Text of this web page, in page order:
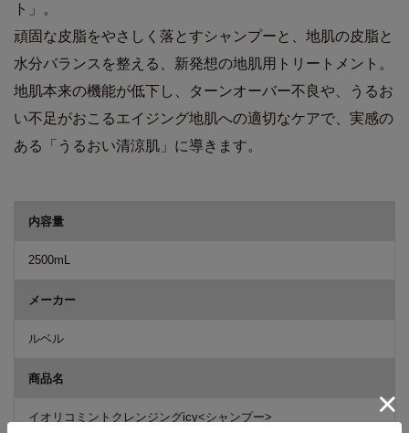
ト」。
頑固な皮脂をやさしく落とすシャンプーと、地肌の皮脂と
水分バランスを整える、新発想の地肌用トリートメント。
地肌本来の機能が低下し、ターンオーバー不良や、うるお
い不足がおこるエイジング地肌への適切なケアで、実感の
ある「うるおい清涼肌」に導きます。
内容量
2500mL
メーカー
ルベル
商品名
イオリコミントクレンジングicy<シャンプー>